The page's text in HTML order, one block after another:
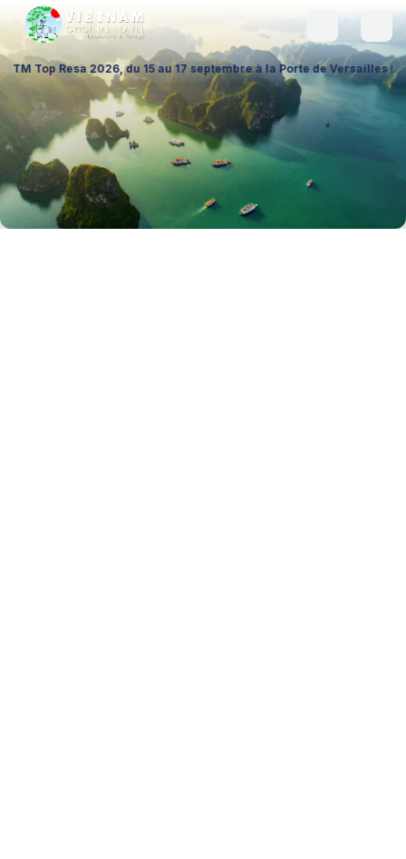
du 15 au 17 septembre à la Porte de Versailles (Hall 1 –